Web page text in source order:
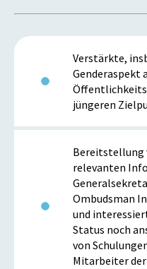
Verstärkte,
Genderaspekt
jüngeren
Bereitstellung
relevanten
Ombudsman
und
Status noch
von
Mitarbeiter